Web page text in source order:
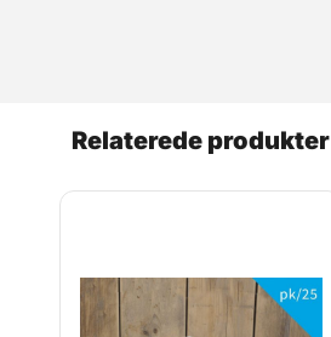
Relaterede produkter